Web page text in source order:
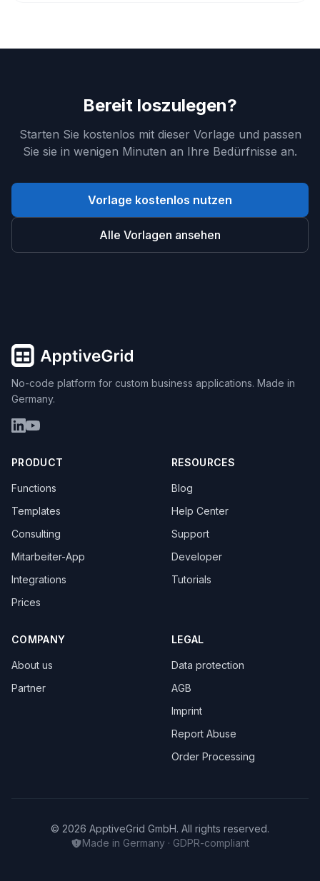
Bereit loszulegen?
Starten Sie kostenlos mit dieser Vorlage und passen
Sie sie in wenigen Minuten an Ihre Bedürfnisse an.
Vorlage kostenlos nutzen
Alle Vorlagen ansehen
No-code platform for custom business applications. Made in
Germany.
PRODUCT
Functions
Templates
Consulting
Mitarbeiter-App
Integrations
Prices
RESOURCES
Blog
Help Center
Support
Developer
Tutorials
COMPANY
About us
Partner
LEGAL
Data protection
AGB
Imprint
Report Abuse
Order Processing
© 2026 ApptiveGrid GmbH. All rights reserved.
Made in Germany · GDPR-compliant